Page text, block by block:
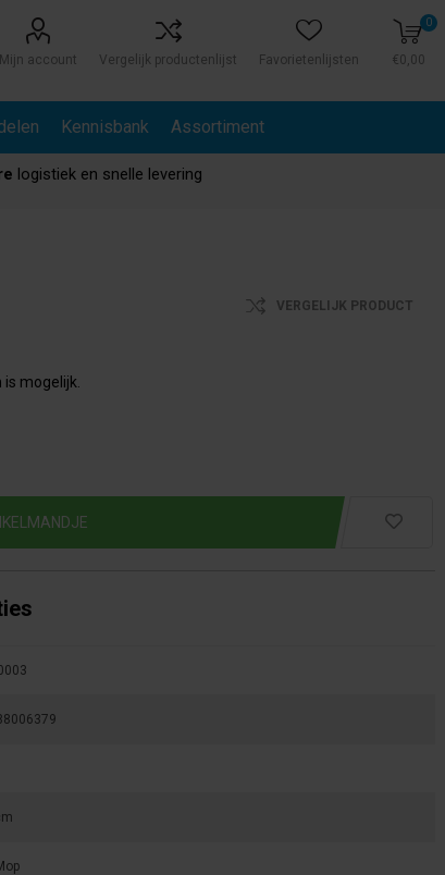
Mijn account Vergelijk productenlijst Favorietenlijsten
0
€0,00
Kennisbank Assortiment
logistiek en snelle levering
VERGELIJK PRODUCT
mogelijk.